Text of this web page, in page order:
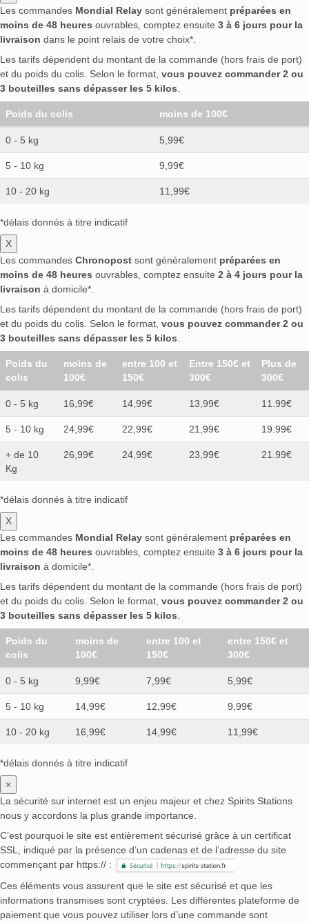
Les commandes Mondial Relay sont généralement préparées en
moins de 48 heures ouvrables, comptez ensuite 3 à 6 jours pour la
livraison dans le point relais de votre choix*.
Les tarifs dépendent du montant de la commande (hors frais de port)
et du poids du colis. Selon le format, vous pouvez commander 2 ou
3 bouteilles sans dépasser les 5 kilos.
Poids du colis moins de 100€
0 - 5 kg 5,99€
5 - 10 kg 9,99€
10 - 20 kg 11,99€
*délais donnés à titre indicatif
X
Les commandes Chronopost sont généralement préparées en
moins de 48 heures ouvrables, comptez ensuite 2 à 4 jours pour la
livraison à domicile*.
Les tarifs dépendent du montant de la commande (hors frais de port)
et du poids du colis. Selon le format, vous pouvez commander 2 ou
3 bouteilles sans dépasser les 5 kilos.
Poids du
colis
moins de
100€
entre 100 et
150€
Entre 150€ et
300€
Plus de
300€
0 - 5 kg 16,99€ 14,99€ 13,99€ 11.99€
5 - 10 kg 24,99€ 22,99€ 21,99€ 19.99€
+ de 10
Kg
26,99€ 24,99€ 23,99€ 21.99€
*délais donnés à titre indicatif
X
Les commandes Mondial Relay sont généralement préparées en
moins de 48 heures ouvrables, comptez ensuite 3 à 6 jours pour la
livraison à domicile*.
Les tarifs dépendent du montant de la commande (hors frais de port)
et du poids du colis. Selon le format, vous pouvez commander 2 ou
3 bouteilles sans dépasser les 5 kilos.
Poids du
colis
moins de
100€
entre 100 et
150€
entre 150€ et
300€
0 - 5 kg 9,99€ 7,99€ 5,99€
5 - 10 kg 14,99€ 12,99€ 9,99€
10 - 20 kg 16,99€ 14,99€ 11,99€
*délais donnés à titre indicatif
×
La sécurité sur internet est un enjeu majeur et chez Spirits Stations
nous y accordons la plus grande importance.
C’est pourquoi le site est entièrement sécurisé grâce à un certificat
SSL, indiqué par la présence d’un cadenas et de l’adresse du site
commençant par https:// :
Ces éléments vous assurent que le site est sécurisé et que les
informations transmises sont cryptées. Les différentes plateforme de
paiement que vous pouvez utiliser lors d’une commande sont